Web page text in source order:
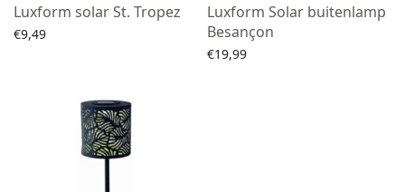
Luxform solar St. Tropez
€9,49
Luxform Solar buitenlamp
Besançon
€19,99